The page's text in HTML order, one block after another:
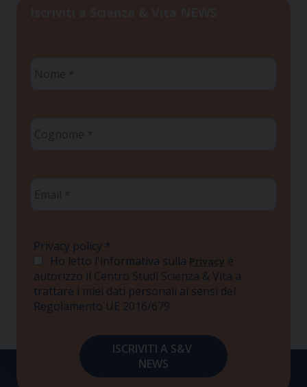
Privacy policy *
Ho letto l'informativa sulla Privacy e
autorizzo il Centro Studi Scienza & Vita a
trattare i miei dati personali ai sensi del
Regolamento UE 2016/679